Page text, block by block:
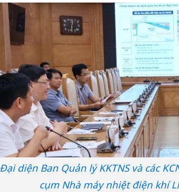
Đại diện Ban Quản lý KKTNS và các
cụm Nhà máy nhiệt điện khí